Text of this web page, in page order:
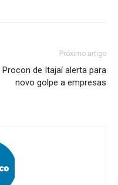
Próximo artigo
Procon de Itajaí alerta para
novo golpe a empresas